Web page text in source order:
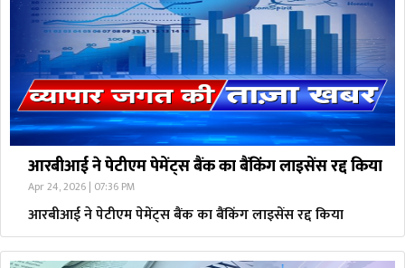
आरबीआई ने पेटीएम पेमेंट्स बैंक का बैंकिंग लाइसेंस रद्द किया
Apr 24, 2026 | 07:36 PM
आरबीआई ने पेटीएम पेमेंट्स बैंक का बैंकिंग लाइसेंस रद्द किया